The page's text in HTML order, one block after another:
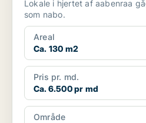
Lokale i hjertet af aabenraa
som nabo.
Areal
Ca. 130 m2
Pris pr. md.
Ca. 6.500 pr md
Område